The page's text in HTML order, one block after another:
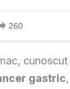
cunoscut
gastric